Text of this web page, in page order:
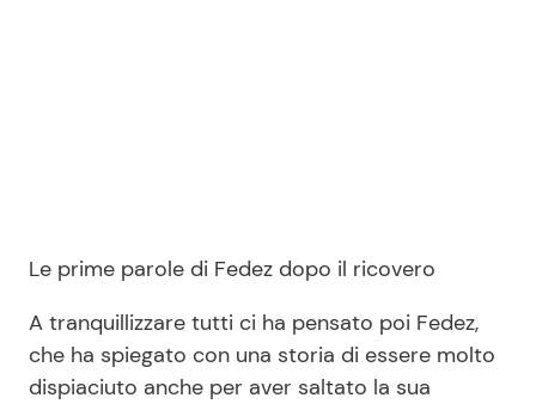
Le prime parole di Fedez dopo il ricovero
A tranquillizzare tutti ci ha pensato poi Fedez,
che ha spiegato con una storia di essere molto
dispiaciuto anche per aver saltato la sua